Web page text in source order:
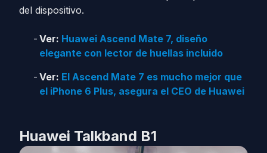
del dispositivo.
Ver: Huawei Ascend Mate 7, diseño
elegante con lector de huellas incluido
Ver: El Ascend Mate 7 es mucho mejor que
el iPhone 6 Plus, asegura el CEO de Huawei
Huawei Talkband B1